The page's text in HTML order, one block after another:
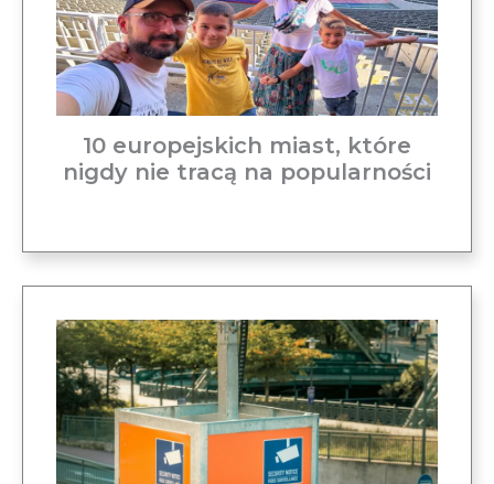
10 europejskich miast, które
nigdy nie tracą na popularności